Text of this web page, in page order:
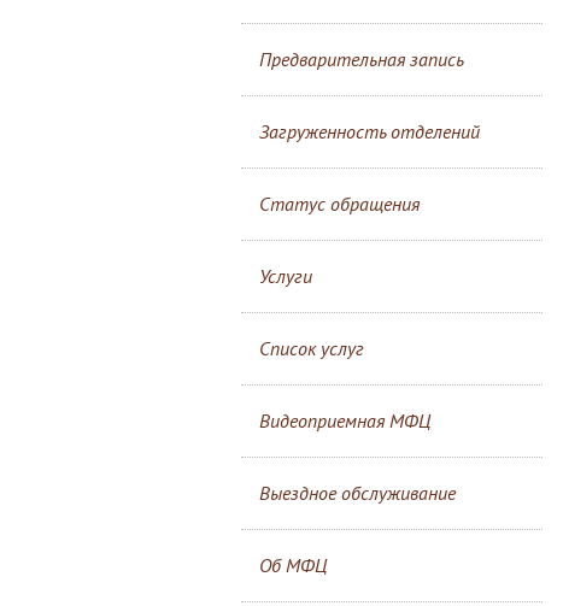
Предварительная запись
Загруженность отделений
Статус обращения
Услуги
Список услуг
Видеоприемная МФЦ
Выездное обслуживание
Об МФЦ